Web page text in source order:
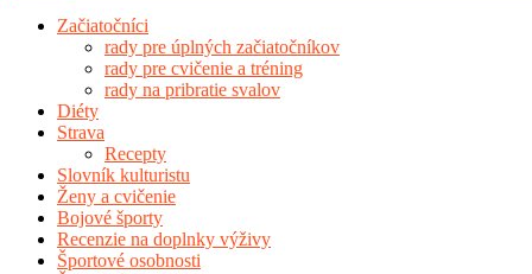
Začiatočníci
rady pre úplných začiatočníkov
rady pre cvičenie a tréning
rady na pribratie svalov
Diéty
Strava
Recepty
Slovník kulturistu
Ženy a cvičenie
Bojové športy
Recenzie na doplnky výživy
Športové osobnosti